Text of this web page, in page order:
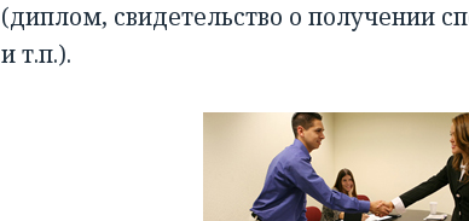
(диплом, свидетельство о получении
и т.п.).